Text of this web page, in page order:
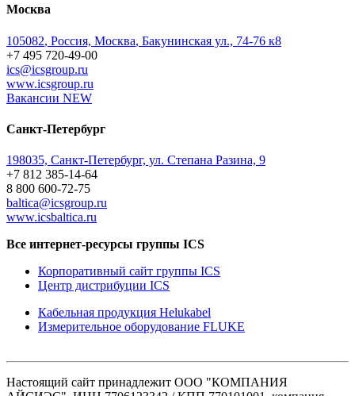
Москва
105082, Россия, Москва, Бакунинская ул., 74-76 к8
+7 495 720-49-00
ics@icsgroup.ru
www.icsgroup.ru
Вакансии NEW
Санкт-Петербург
198035, Санкт-Петербург, ул. Степана Разина, 9
+7 812 385-14-64
8 800 600-72-75
baltica@icsgroup.ru
www.icsbaltica.ru
Все интернет-ресурсы группы ICS
Корпоративный сайт группы ICS
Центр дистрибуции ICS
Кабельная продукция Helukabel
Измерительное оборудование FLUKE
Настоящий сайт принадлежит ООО "КОМПАНИЯ